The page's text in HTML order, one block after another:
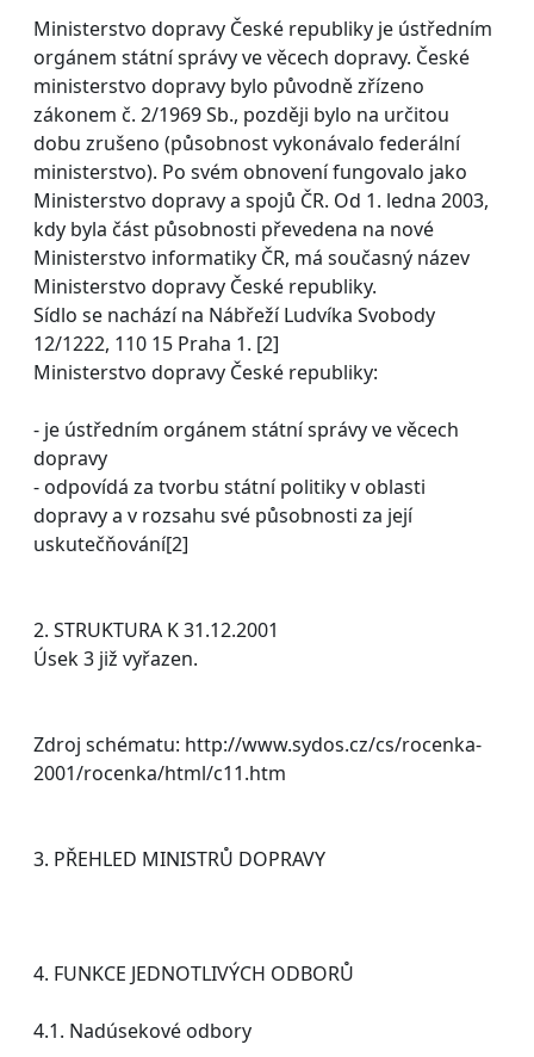
Ministerstvo dopravy České republiky je ústředním
orgánem státní správy ve věcech dopravy. České
ministerstvo dopravy bylo původně zřízeno
zákonem č. 2/1969 Sb., později bylo na určitou
dobu zrušeno (působnost vykonávalo federální
ministerstvo). Po svém obnovení fungovalo jako
Ministerstvo dopravy a spojů ČR. Od 1. ledna 2003,
kdy byla část působnosti převedena na nové
Ministerstvo informatiky ČR, má současný název
Ministerstvo dopravy České republiky.
Sídlo se nachází na Nábřeží Ludvíka Svobody
12/1222, 110 15 Praha 1. [2]
Ministerstvo dopravy České republiky:
- je ústředním orgánem státní správy ve věcech
dopravy
- odpovídá za tvorbu státní politiky v oblasti
dopravy a v rozsahu své působnosti za její
uskutečňování[2]
2. STRUKTURA K 31.12.2001
Úsek 3 již vyřazen.
Zdroj schématu: http://www.sydos.cz/cs/rocenka-
2001/rocenka/html/c11.htm
3. PŘEHLED MINISTRŮ DOPRAVY
4. FUNKCE JEDNOTLIVÝCH ODBORŮ
4.1. Nadúsekové odbory